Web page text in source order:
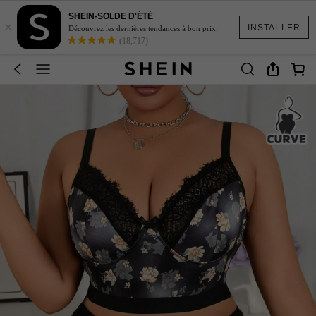
INSTALLER
×
SHEIN-SOLDE D'ÉTÉ
Découvrez les dernières tendances à bon prix.
(18,717)